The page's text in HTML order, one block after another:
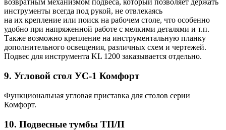
возвратным механизмом подвеса, который позволяет держать
инструменты всегда под рукой, не отвлекаясь
на их крепление или поиск на рабочем столе, что особенно
удобно при напряженной работе с мелкими деталями и т.п.
Также возможно крепление на инструментальную планку
дополнительного освещения, различных схем и чертежей.
Подвес для инструмента KL 1200 заказывается отдельно.
9. Угловой стол УС-1 Комфорт
Функциональная угловая приставка для столов серии
Комфорт.
10. Подвесные тумбы ТП/П